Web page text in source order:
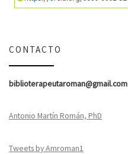
CONTACTO
biblioterapeutaroman@gmail.com
Antonio Martín Román, PhD
Tweets by Amroman1